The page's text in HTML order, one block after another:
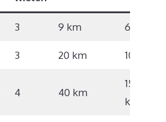
3 9 km 6,5 km/u
3 20 km 10 km/u
4 40 km
15 – 17
km/u